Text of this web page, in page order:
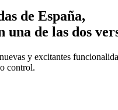
de España,
de las dos
y excitantes
control.